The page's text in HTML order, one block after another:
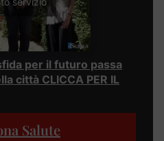
per il futuro passa
città CLICCA PER IL
Salute